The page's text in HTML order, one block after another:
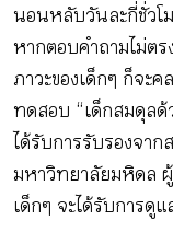
นอนหลับวันละกี่ชั่วโ
หากตอบคำถามไม่ต
ภาวะของเด็กๆ ก็จะ
ทดสอบ “เด็กสมดุล
ได้รับการรับรองจา
มหาวิทยาลัยมหิดล ผู้
เด็กๆ จะได้รับการดู